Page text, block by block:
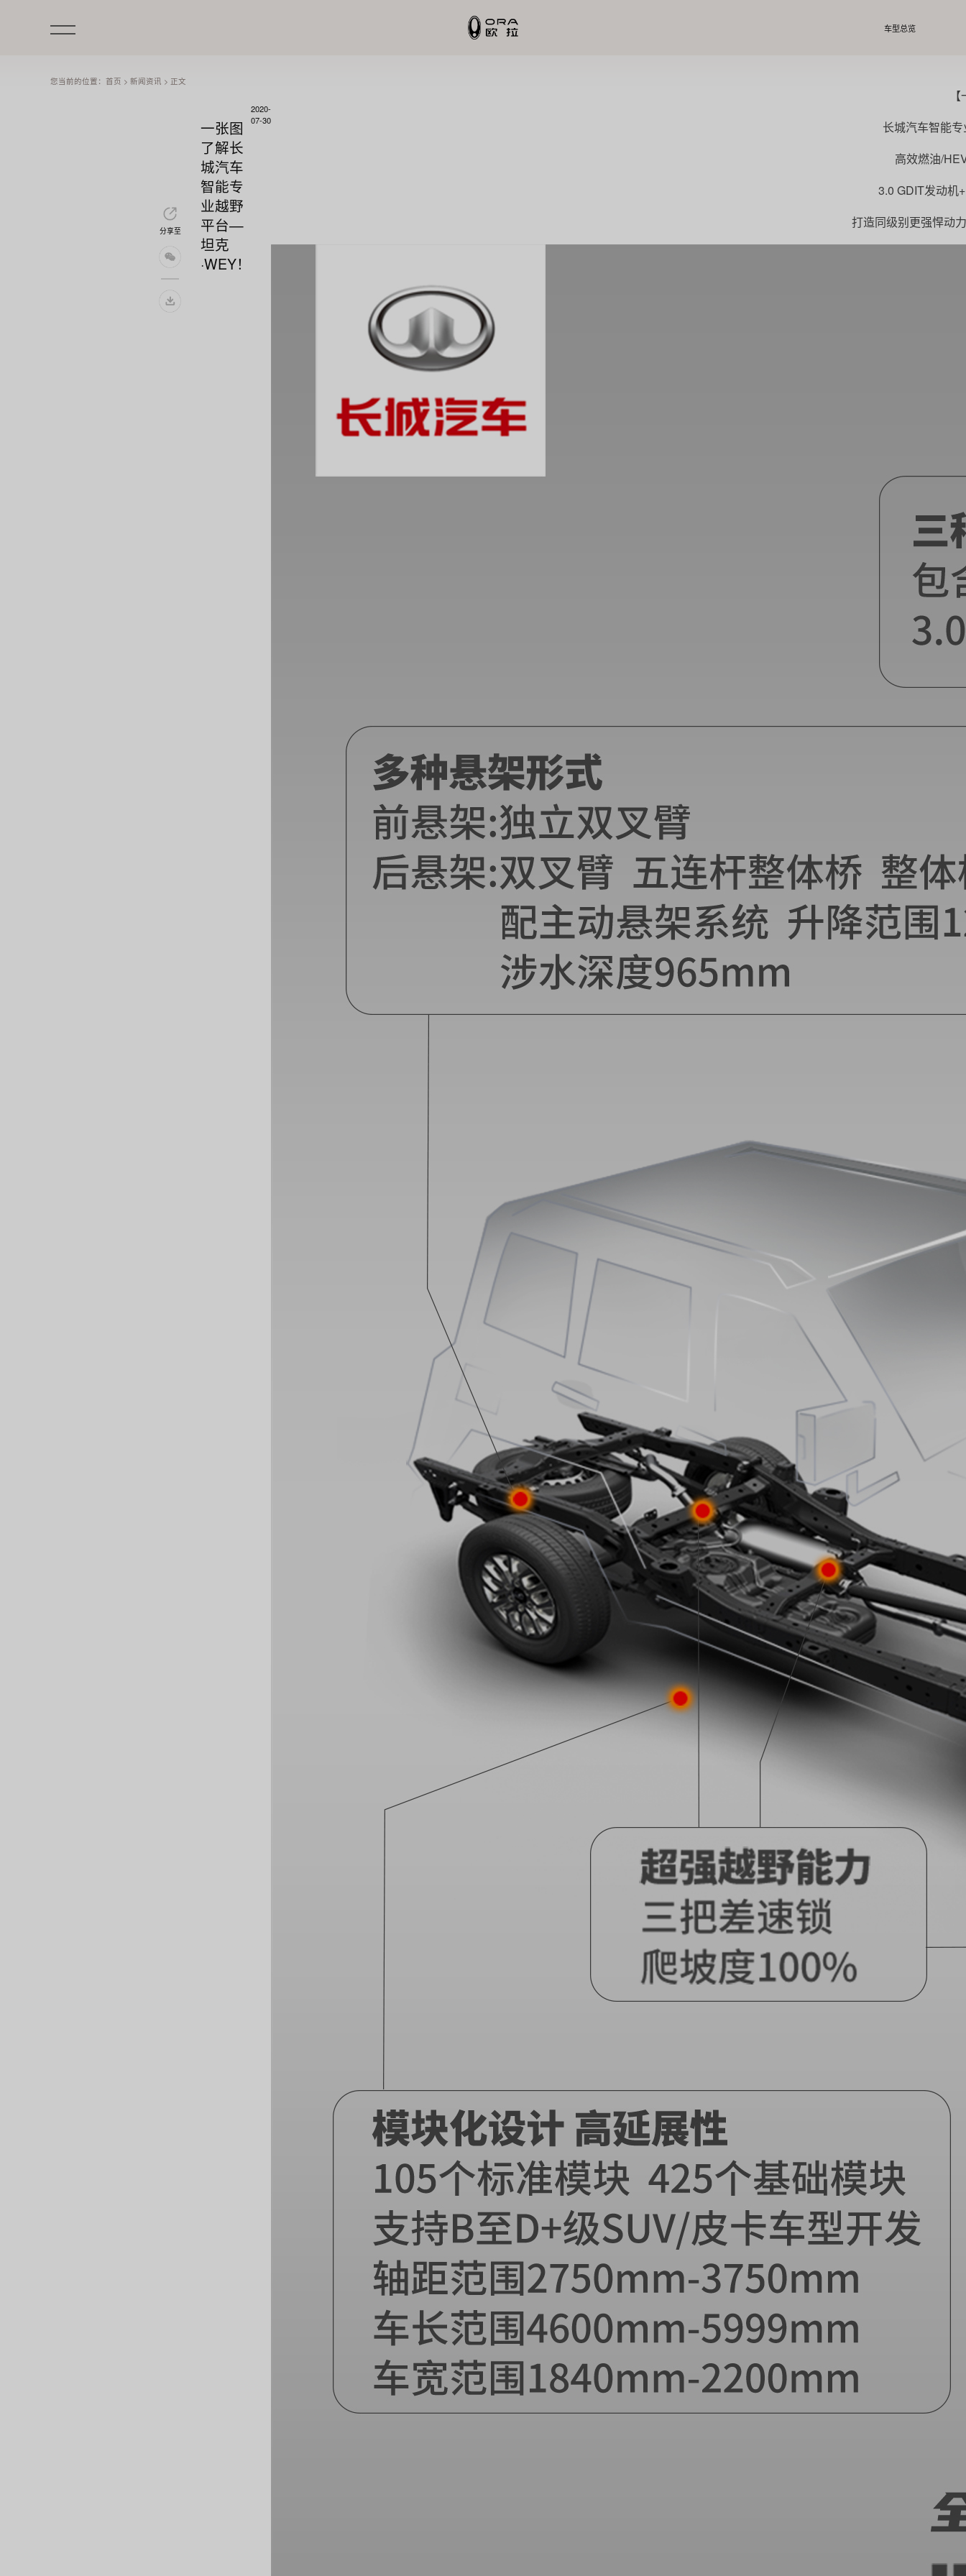
车型总览
您当前的位置： 首页 > 新闻资讯 > 正文
一张图
了解长
城汽车
智能专
业越野
平台—
坦克
·WEY！
2020-
07-30
长城汽车智能
高效燃油/
3.0 GDIT发动机
打造同级别更强悍动
分享至